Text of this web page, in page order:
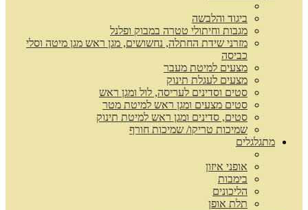
ביגוד והלבשה
מגבות וחיתולי טטרה במבוק ופלנל
מזרני שידת החתלה, נחשושים, מגן ראש מגן מיטה וסלי
כביסה
מצעים למיטת מעבר
מצעים לעגלת תינוק
סטים וסדינים לעריסה, לול ומגן ראש
סטים מצעים ומגן ראש למיטת מטר
סטים, סדינים ומגן ראש למיטת תינוק
שמיכות טריקו/ שמיכות חורף
מתגלגלים
אופני איזון
בימבות
הליכונים
תלת אופן